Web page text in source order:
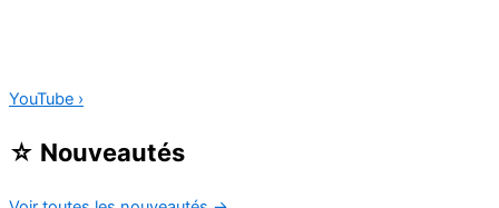
YouTube ›
☆ Nouveautés